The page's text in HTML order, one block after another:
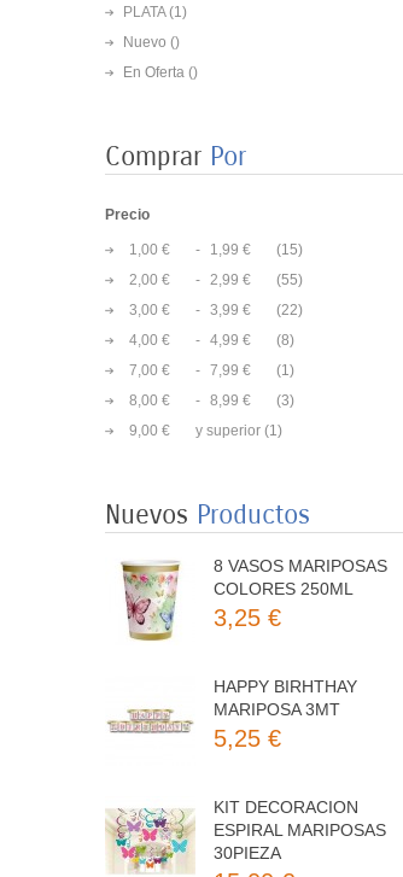
PLATA(1)
Nuevo ()
En Oferta ()
Comprar Por
Precio
1,00 € - 1,99 €
(15)
2,00 €
- 2,99 €
(55)
3,00 €
- 3,99 €
(22)
4,00 €
- 4,99 €
(8)
7,00 €
- 7,99 €
(1)
8,00 €
- 8,99 €
(3)
9,00 €
y superior (1)
Nuevos Productos
8 PLATOS MARIPOSAS
COLORES 250ML
3,25 €
MARIPOSA 3MT
5,25 €
ESPIRAL MARIPOSAS
30PIEZA
15,00 €
FAROL ESFERICO